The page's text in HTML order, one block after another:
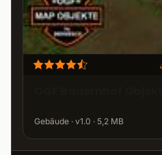
Gebäude · v1.0 · 5,2 MB